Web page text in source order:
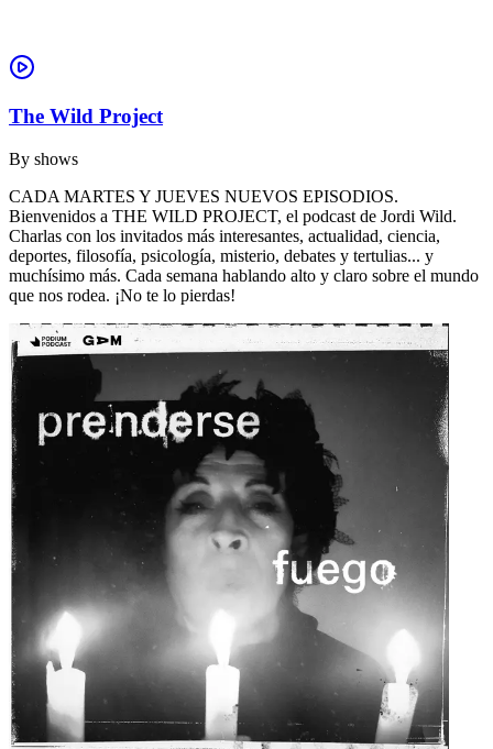
The Wild Project
By shows
CADA MARTES Y JUEVES NUEVOS EPISODIOS.
Bienvenidos a THE WILD PROJECT, el podcast de Jordi Wild.
Charlas con los invitados más interesantes, actualidad, ciencia,
deportes, filosofía, psicología, misterio, debates y tertulias... y
muchísimo más. Cada semana hablando alto y claro sobre el mundo
que nos rodea. ¡No te lo pierdas!